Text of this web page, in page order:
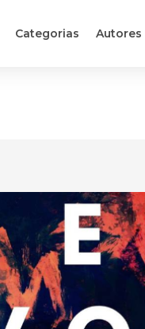
Categorias Autores